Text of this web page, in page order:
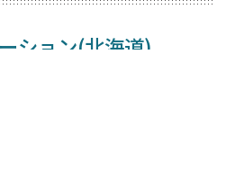
ション(北海道)